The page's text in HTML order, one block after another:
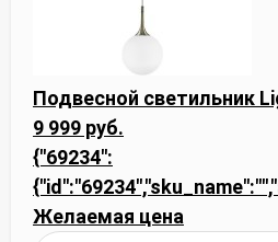
Подвесной светильник
9 999 руб.
{"69234":
Желаемая цена